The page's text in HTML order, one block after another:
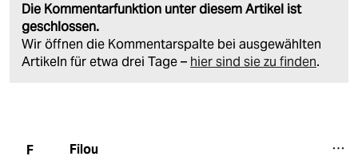
Die Kommentarfunktion unter diesem Artikel ist
geschlossen.
Wir öffnen die Kommentarspalte bei ausgewählten
Artikeln für etwa drei Tage – hier sind sie zu finden.
F Filou